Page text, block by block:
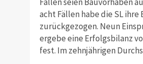
acht Fällen habe die SL
zurückgezogen. Neun
ergebe eine Erfolgsbilanz
fest. Im zehnjährigen